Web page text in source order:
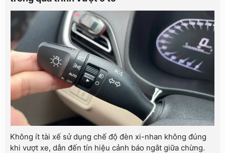
Không ít tài xế sử dụng chế độ đèn xi-nhan không đúng
khi vượt xe, dẫn đến tín hiệu cảnh báo ngắt giữa chừng.